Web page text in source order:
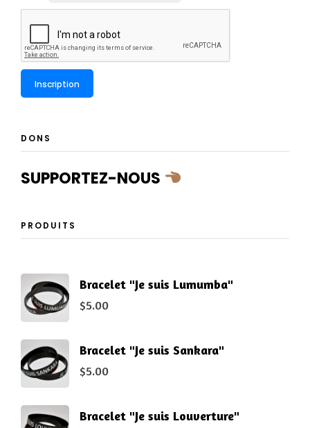
DONS
SUPPORTEZ-NOUS
PRODUITS
Bracelet "Je suis Lumumba"
$5.00
Bracelet "Je suis Sankara"
$5.00
Bracelet "Je suis Louverture"